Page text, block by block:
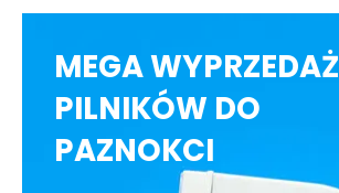
MEGA WYPRZEDAŻ
PILNIKÓW DO
PAZNOKCI